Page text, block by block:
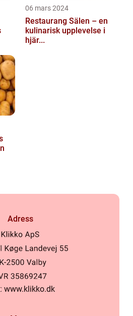
06 mars 2024
Restaurang Sälen – en
kulinarisk upplevelse i
hjär...
Adress
www.klikko.dk